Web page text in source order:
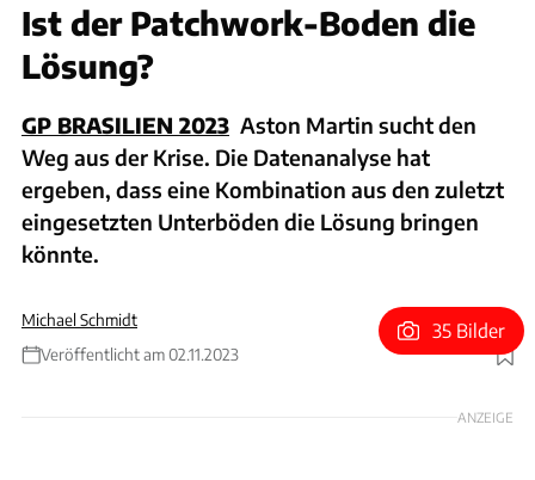
Ist der Patchwork-Boden die
Lösung?
GP BRASILIEN 2023 Aston Martin sucht den
Weg aus der Krise. Die Datenanalyse hat
ergeben, dass eine Kombination aus den zuletzt
eingesetzten Unterböden die Lösung bringen
könnte.
Michael Schmidt
Veröffentlicht am 02.11.2023
Foto: ams
35 Bilder
ANZEIGE